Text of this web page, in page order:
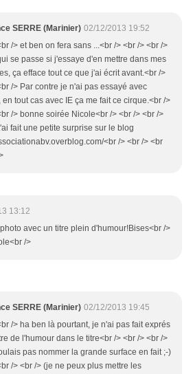
SERRE (Marinier) 02/12/2013 19:52
/> et ben on fera sans ...<br /> <br /> <br />
se passe si j'essaye d'en mettre dans mes
ça efface tout ce que j'ai écrit avant.<br />
/> Par contre je n'ai pas essayé avec
en tout cas avec IE ça me fait ce cirque.<br />
/> bonne soirée Nicole<br /> <br /> <br />
fait une petite surprise sur le blog
<br /> <br /> <br
13:12
avec un titre plein d'humour!Bises<br />
/>
SERRE (Marinier) 02/12/2013 19:45
/> ha ben là pourtant, je n'ai pas fait exprés
de l'humour dans le titre<br /> <br /> <br />
pas nommer la grande surface en fait ;-)
/> <br /> (je ne peux plus mettre les